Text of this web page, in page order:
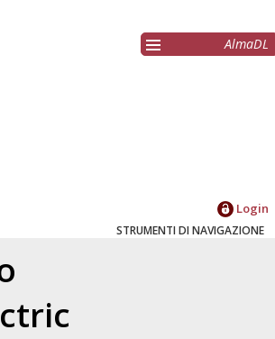
AlmaDL
Login
STRUMENTI DI NAVIGAZIONE